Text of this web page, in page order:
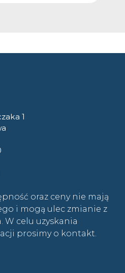
1
oraz ceny nie mają
i mogą ulec zmianie z
W celu uzyskania
prosimy o kontakt.